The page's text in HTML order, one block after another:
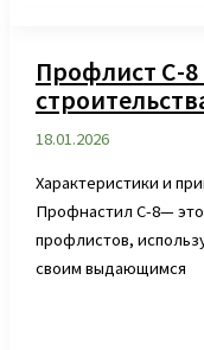
Профлист С-8
18.01.2026
Характеристики и
Профнастил С-8—
профлистов,
своим выдающимся